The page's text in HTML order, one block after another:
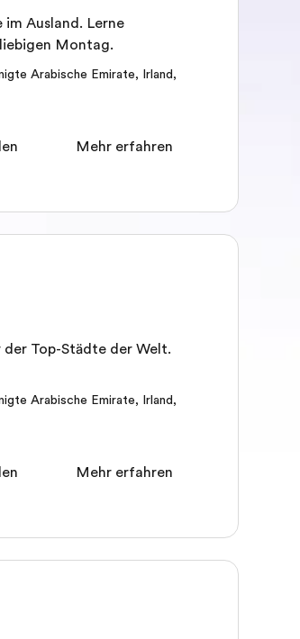
im Ausland. Lerne
Montag.
Arabische Emirate, Irland,
Mehr erfahren
Top-Städte der Welt.
Arabische Emirate, Irland,
Mehr erfahren